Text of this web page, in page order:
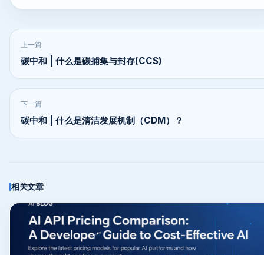
上一篇
碳中和 | 什么是碳捕集与封存(CCS)
下一篇
碳中和 | 什么是清洁发展机制（CDM）？
相关文章